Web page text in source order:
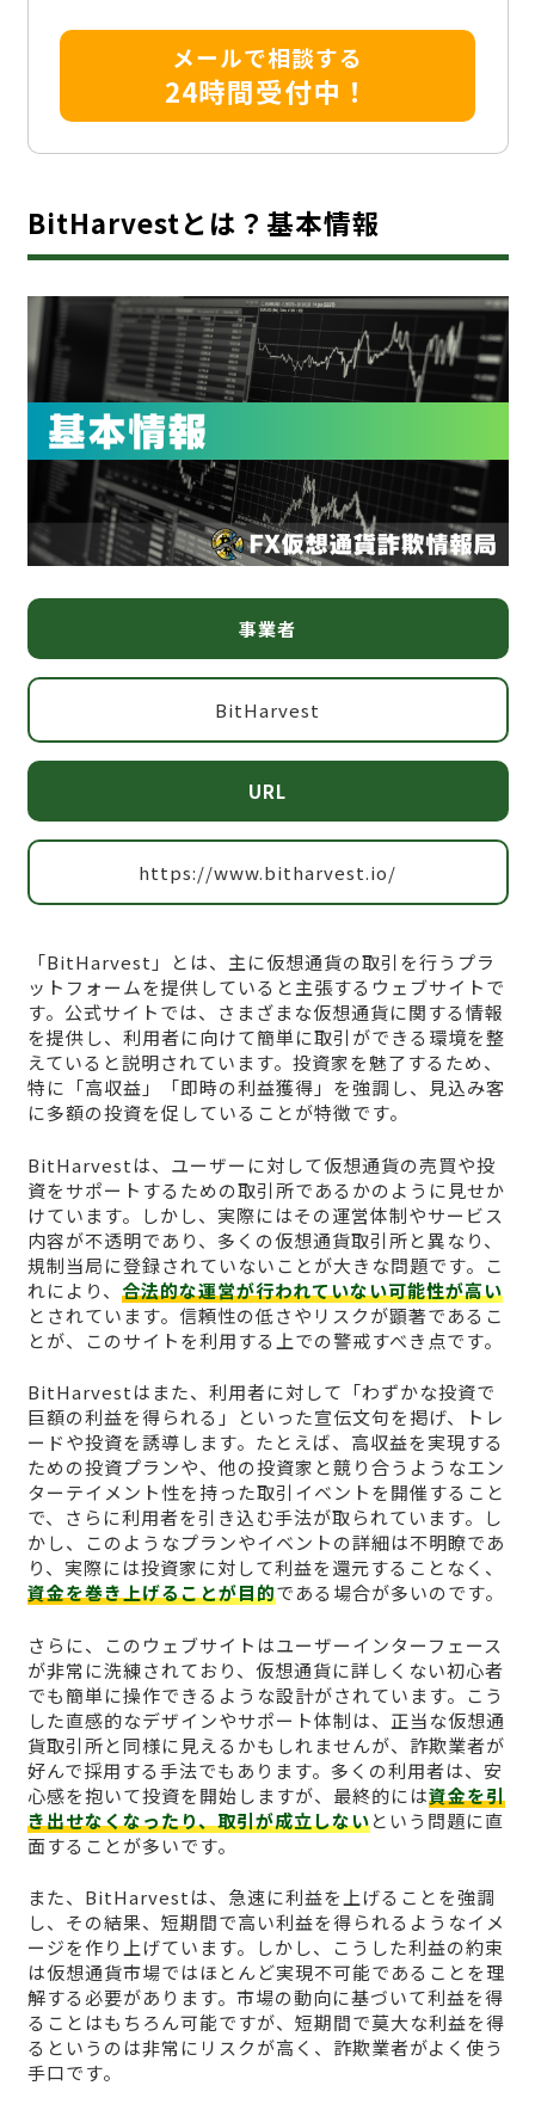
メールで相談する
24時間受付中！
BitHarvestとは？基本情報
事業者
BitHarvest
URL
https://www.bitharvest.io/
「BitHarvest」とは、主に仮想通貨の取引を行うプラ
ットフォームを提供していると主張するウェブサイトで
す。公式サイトでは、さまざまな仮想通貨に関する情報
を提供し、利用者に向けて簡単に取引ができる環境を整
えていると説明されています。投資家を魅了するため、
特に「高収益」「即時の利益獲得」を強調し、見込み客
に多額の投資を促していることが特徴です。
BitHarvestは、ユーザーに対して仮想通貨の売買や投
資をサポートするための取引所であるかのように見せか
けています。しかし、実際にはその運営体制やサービス
内容が不透明であり、多くの仮想通貨取引所と異なり、
規制当局に登録されていないことが大きな問題です。こ
れにより、 合法的な運営が行われていない可能性が高い
とされています。信頼性の低さやリスクが顕著であるこ
とが、このサイトを利用する上での警戒すべき点です。
BitHarvestはまた、利用者に対して「わずかな投資で
巨額の利益を得られる」といった宣伝文句を掲げ、トレ
ードや投資を誘導します。たとえば、高収益を実現する
ための投資プランや、他の投資家と競り合うようなエン
ターテイメント性を持った取引イベントを開催すること
で、さらに利用者を引き込む手法が取られています。し
かし、このようなプランやイベントの詳細は不明瞭であ
り、実際には投資家に対して利益を還元することなく、
資金を巻き上げることが目的である場合が多いのです。
さらに、このウェブサイトはユーザーインターフェース
が非常に洗練されており、仮想通貨に詳しくない初心者
でも簡単に操作できるような設計がされています。こう
した直感的なデザインやサポート体制は、正当な仮想通
貨取引所と同様に見えるかもしれませんが、詐欺業者が
好んで採用する手法でもあります。多くの利用者は、安
心感を抱いて投資を開始しますが、最終的には資金を引
き出せなくなったり、取引が成立しないという問題に直
面することが多いです。
また、BitHarvestは、急速に利益を上げることを強調
し、その結果、短期間で高い利益を得られるようなイメ
ージを作り上げています。しかし、こうした利益の約束
は仮想通貨市場ではほとんど実現不可能であることを理
解する必要があります。市場の動向に基づいて利益を得
ることはもちろん可能ですが、短期間で莫大な利益を得
るというのは非常にリスクが高く、詐欺業者がよく使う
手口です。